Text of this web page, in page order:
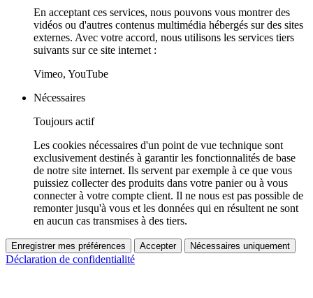
En acceptant ces services, nous pouvons vous montrer des
vidéos ou d'autres contenus multimédia hébergés sur des sites
externes. Avec votre accord, nous utilisons les services tiers
suivants sur ce site internet :
Vimeo, YouTube
Nécessaires
Toujours actif
Les cookies nécessaires d'un point de vue technique sont
exclusivement destinés à garantir les fonctionnalités de base
de notre site internet. Ils servent par exemple à ce que vous
puissiez collecter des produits dans votre panier ou à vous
connecter à votre compte client. Il ne nous est pas possible de
remonter jusqu'à vous et les données qui en résultent ne sont
en aucun cas transmises à des tiers.
Enregistrer mes préférences Accepter Nécessaires uniquement
Déclaration de confidentialité